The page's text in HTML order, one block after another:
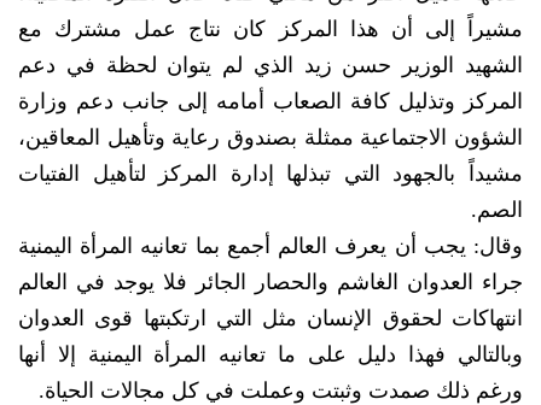
مشيراً إلى أن هذا المركز كان نتاج عمل مشترك مع
الشهيد الوزير حسن زيد الذي لم يتوان لحظة في دعم
المركز وتذليل كافة الصعاب أمامه إلى جانب دعم وزارة
الشؤون الاجتماعية ممثلة بصندوق رعاية وتأهيل المعاقين،
مشيداً بالجهود التي تبذلها إدارة المركز لتأهيل الفتيات
الصم.
وقال: يجب أن يعرف العالم أجمع بما تعانيه المرأة اليمنية
جراء العدوان الغاشم والحصار الجائر فلا يوجد في العالم
انتهاكات لحقوق الإنسان مثل التي ارتكبتها قوى العدوان
وبالتالي فهذا دليل على ما تعانيه المرأة اليمنية إلا أنها
ورغم ذلك صمدت وثبتت وعملت في كل مجالات الحياة.